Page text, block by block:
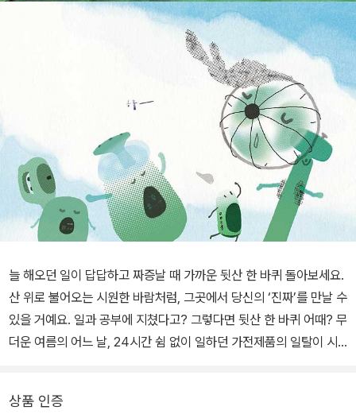
늘 해오던 일이 답답하고 짜증날 때 가까운 뒷산 한 바퀴 돌아보세요.
산 위로 불어오는 시원한 바람처럼, 그곳에서 당신의 ‘진짜’를 만날 수
있을 거예요. 일과 공부에 지쳤다고? 그렇다면 뒷산 한 바퀴 어때? 무
더운 여름의 어느 날, 24시간 쉼 없이 일하던 가전제품의 일탈이 시
간 부름을 받고 대답을 하는 인공 지능 스피커, 1년 내내 가족들의 식
상품 인증